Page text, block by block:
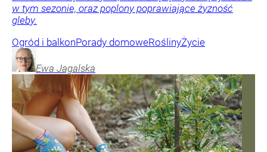
w tym sezonie, oraz poplony poprawiające żyzność
gleby.
Ogród i balkonPorady domoweRoślinyŻycie
Ewa Jagalska